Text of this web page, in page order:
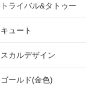
トライバル&タトゥー
キュート
スカルデザイン
ゴールド(金色)